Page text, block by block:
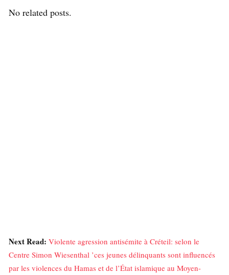
No related posts.
Next Read: Violente agression antisémite à Créteil: selon le
Centre Simon Wiesenthal ’ces jeunes délinquants sont influencés
par les violences du Hamas et de l’État islamique au Moyen-